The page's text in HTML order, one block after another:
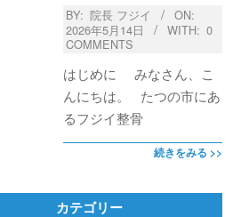
BY: 院長 フジイ
ON:
2026年5月14日
WITH: 0
COMMENTS
はじめに みなさん、こ
んにちは。 たつの市にあ
るフジイ整骨
続きをみる >>
カテゴリー